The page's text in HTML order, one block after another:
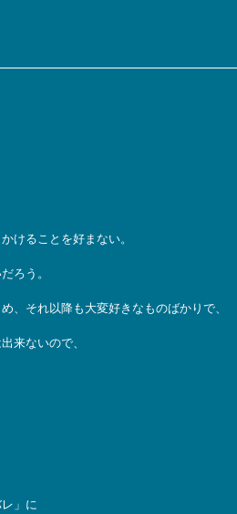
けることを好まない。
ろう。
、それ以降も大変好きなものばかりで、
来ないので、
」に